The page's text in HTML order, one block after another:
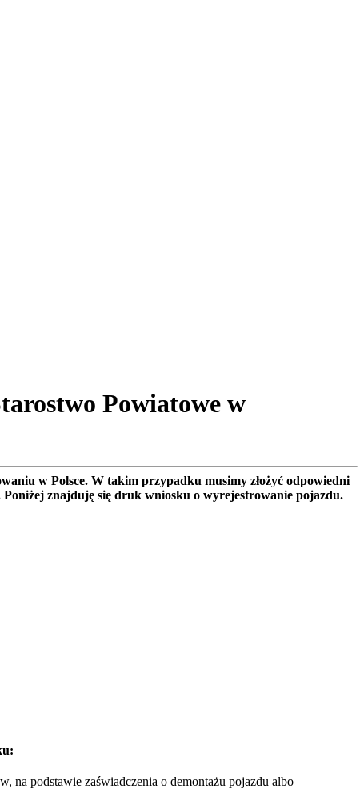
Powiatowe w
w Polsce. W takim przypadku musimy złożyć odpowiedni
Poniżej znajduję się druk wniosku o wyrejestrowanie pojazdu.
na podstawie zaświadczenia o demontażu pojazdu albo